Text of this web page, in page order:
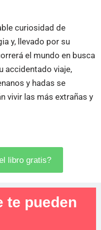
curiosidad de
y, llevado por su
el mundo en busca
accidentado viaje,
y hadas se
vivir las más extrañas y
libro gratis?
te pueden